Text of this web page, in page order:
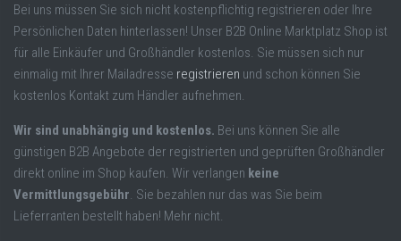
Bei uns müssen Sie sich nicht kostenpflichtig registrieren oder Ihre
Persönlichen Daten hinterlassen! Unser B2B Online Marktplatz Shop ist
für alle Einkäufer und Großhändler kostenlos. Sie müssen sich nur
einmalig mit Ihrer Mailadresse registrieren und schon können Sie
kostenlos Kontakt zum Händler aufnehmen.
Wir sind unabhängig und kostenlos. Bei uns können Sie alle
günstigen B2B Angebote der registrierten und geprüften Großhändler
direkt online im Shop kaufen. Wir verlangen keine
Vermittlungsgebühr. Sie bezahlen nur das was Sie beim
Lieferranten bestellt haben! Mehr nicht.